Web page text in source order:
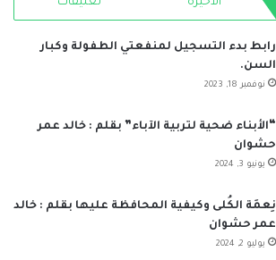
RSS
رابط بدء التسجيل لمنفعتي الطفولة وكبار
السن.
نوفمبر 18, 2023
“الأبناء ضحية لتربية الآباء” بقلم : خالد عمر
حشوان
يونيو 3, 2024
نِعمَة الكُلى وكيفية المحافظة عليها بقلم : خالد
عمر حشوان
يوليو 2, 2024